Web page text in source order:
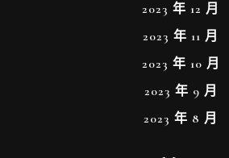
2023 年 12 月
2023 年 11 月
2023 年 10 月
2023 年 9 月
2023 年 8 月